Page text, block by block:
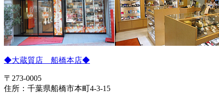
◆大蔵質店 船橋本店◆
〒273-0005
住所：千葉県船橋市本町4-3-15